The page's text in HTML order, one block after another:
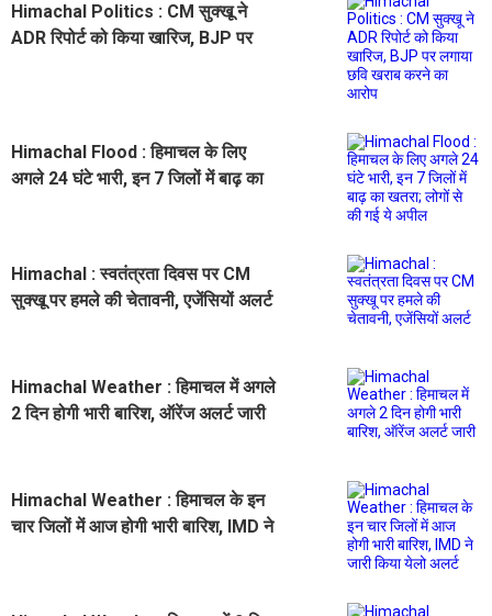
Himachal Politics : CM सुक्खू ने
ADR रिपोर्ट को किया खारिज, BJP पर
Himachal Flood : हिमाचल के लिए
अगले 24 घंटे भारी, इन 7 जिलों में बाढ़ का
Himachal : स्वतंत्रता दिवस पर CM
सुक्खू पर हमले की चेतावनी, एजेंसियों अलर्ट
Himachal Weather : हिमाचल में अगले
2 दिन होगी भारी बारिश, ऑरेंज अलर्ट जारी
Himachal Weather : हिमाचल के इन
चार जिलों में आज होगी भारी बारिश, IMD ने